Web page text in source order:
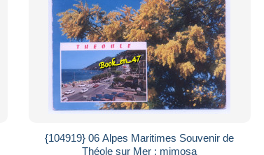
{104919} 06 Alpes Maritimes Souvenir de
Théole sur Mer ; mimosa